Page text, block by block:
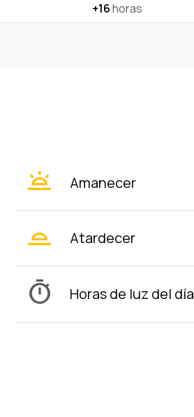
+16horas
wb_twilight Amanecer
wb_twilight_2 Atardecer
timer Horas de luz del día